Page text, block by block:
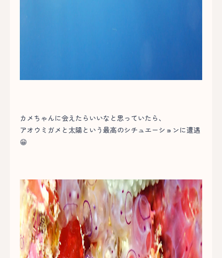
カメちゃんに会えたらいいなと思っていたら、
アオウミガメと太陽という最高のシチュエーションに遭遇
😁